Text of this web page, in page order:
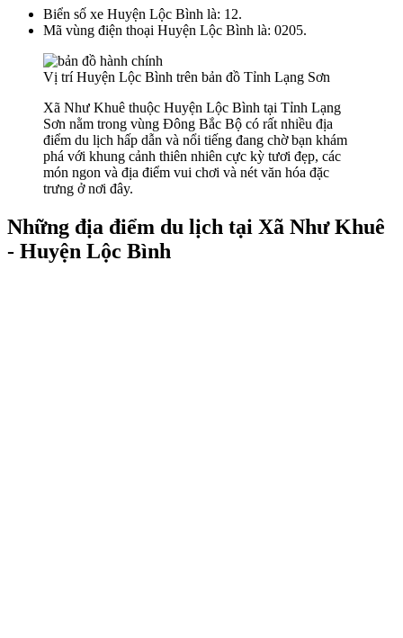
Biển số xe Huyện Lộc Bình là: 12.
Mã vùng điện thoại Huyện Lộc Bình là: 0205.
Vị trí Huyện Lộc Bình trên bản đồ Tỉnh Lạng Sơn
Xã Như Khuê thuộc Huyện Lộc Bình tại Tỉnh Lạng
Sơn nằm trong vùng Đông Bắc Bộ có rất nhiều địa
điểm du lịch hấp dẫn và nổi tiếng đang chờ bạn khám
phá với khung cảnh thiên nhiên cực kỳ tươi đẹp, các
món ngon và địa điểm vui chơi và nét văn hóa đặc
trưng ở nơi đây.
Những địa điểm du lịch tại Xã Như Khuê
- Huyện Lộc Bình